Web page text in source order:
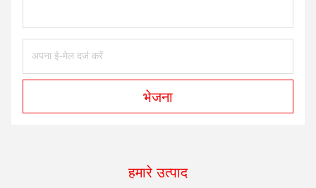
भेजना
हमारे उत्पाद